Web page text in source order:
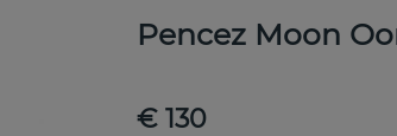
Pencez Moon
€ 130